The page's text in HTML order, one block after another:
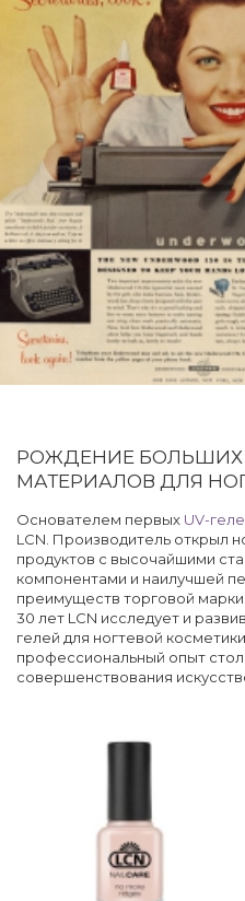
РОЖДЕНИЕ
МАТЕРИАЛОВ ДЛЯ
Основателем первых UV-
LCN. Производитель открыл
продуктов с высочайшими
компонентами и наилучшей
преимуществ торговой
30 лет LCN исследует и
гелей для ногтевой
профессиональный опыт
совершенствования